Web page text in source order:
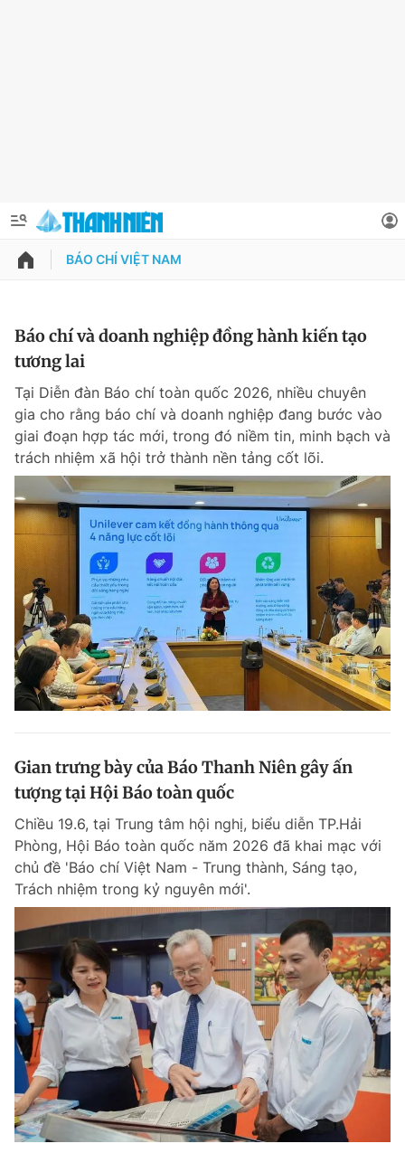
QUẢNG CÁO ĐẶT BÁO
Chuyên mục khác
Chào ngày mới Tin 24h
Tin thị trường Tin 360
Video Magazine
Sản phẩm khác
Tiện ích Bạn cần biết
Đọc Thanh Niên trên điện thoại
Theo dõi báo trên
Hotline
0906 645 777
Liên hệ quảng cáo
0908 780 404
Đặt báo Quảng cáo RSS Tòa soạn Chính sách bảo
Tổng biên tập: Nguyễn Ngọc Toàn
Thông tin tài khoản
Đổi mật khẩu
Tin đã lưu
Tin đã xem
Đăng xuất
BÁO CHÍ VIỆT NAM
Báo chí và doanh nghiệp đồng hành kiến tạo
tương lai
Tại Diễn đàn Báo chí toàn quốc 2026, nhiều chuyên
gia cho rằng báo chí và doanh nghiệp đang bước vào
giai đoạn hợp tác mới, trong đó niềm tin, minh bạch và
trách nhiệm xã hội trở thành nền tảng cốt lõi.
Gian trưng bày của Báo Thanh Niên gây ấn
tượng tại Hội Báo toàn quốc
Chiều 19.6, tại Trung tâm hội nghị, biểu diễn TP.Hải
Phòng, Hội Báo toàn quốc năm 2026 đã khai mạc với
chủ đề 'Báo chí Việt Nam - Trung thành, Sáng tạo,
Trách nhiệm trong kỷ nguyên mới'.